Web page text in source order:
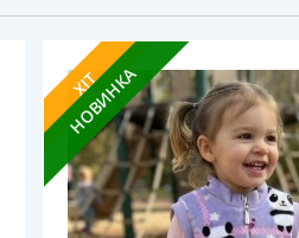
ХІТ
НОВИНКА